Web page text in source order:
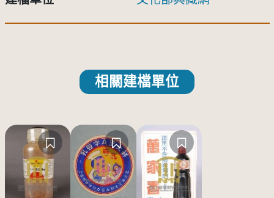
相關建檔單位